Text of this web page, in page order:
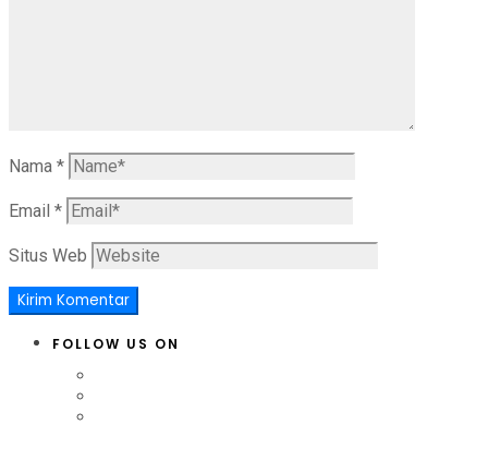
Nama *
Email *
Situs Web
FOLLOW US ON